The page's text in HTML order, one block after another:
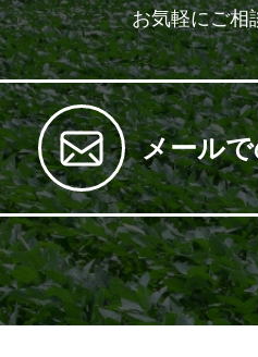
お気軽にご相
メール